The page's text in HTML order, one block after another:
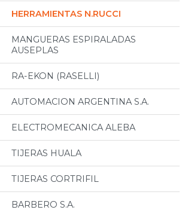
HERRAMIENTAS N.RUCCI
MANGUERAS ESPIRALADAS
AUSEPLAS
RA-EKON (RASELLI)
AUTOMACION ARGENTINA S.A.
ELECTROMECANICA ALEBA
TIJERAS HUALA
TIJERAS CORTRIFIL
BARBERO S.A.